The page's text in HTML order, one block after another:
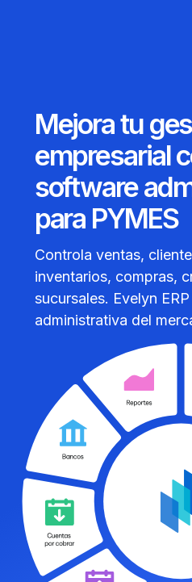
Mejora tu
empresarial
software
para PYMES
Controla ventas,
inventarios, compras,
sucursales. Evelyn
administrativa del